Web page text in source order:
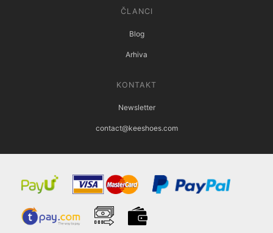
ČLANCI
Blog
Arhiva
KONTAKT
Newsletter
contact@keeshoes.com